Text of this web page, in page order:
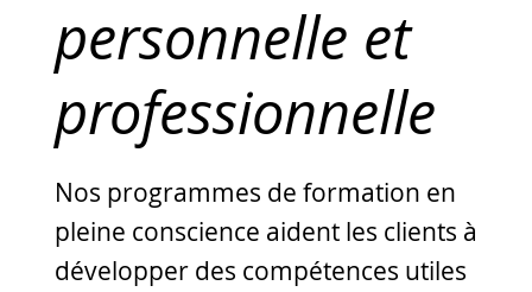
personnelle et
professionnelle
Nos programmes de formation en
pleine conscience aident les clients à
développer des compétences utiles